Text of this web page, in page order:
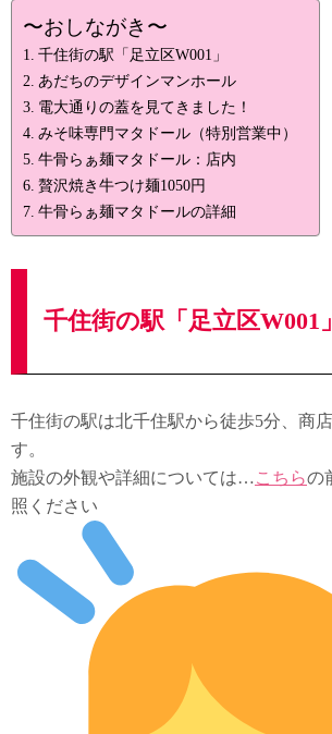
〜おしながき〜
千住街の駅「足立区W001」
あだちのデザインマンホール
電大通りの蓋を見てきました！
みそ味専門マタドール（特別営業中）
牛骨らぁ麺マタドール：店内
贅沢焼き牛つけ麺1050円
牛骨らぁ麺マタドールの詳細
千住街の駅「足立区W001」
千住街の駅は北千住駅から徒歩5分、商
す。
施設の外観や詳細については…こちらの
照ください